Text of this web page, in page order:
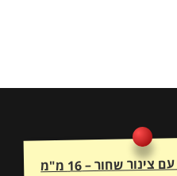
צריכים עזרה עם צינור שחור – 16 מ"מ